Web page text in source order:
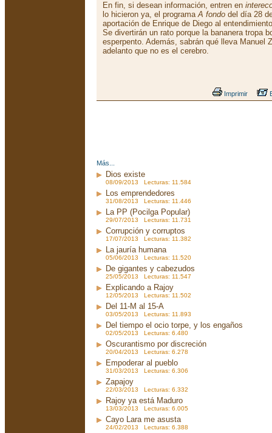
En fin, si desean información, entren en
lo hicieron ya, el programaA fondo del día 28
aportación de Enrique de Diego al
Se divertirán un rato porque la bananera tropa
esperpento. Además, sabrán qué lleva Manuel
adelanto que no es el cerebro.
Imprimir
Más...
Dios existe
08/09/2013 Lecturas: 11.584
Los emprendedores
31/08/2013 Lecturas: 11.446
La PP (Pocilga Popular)
29/07/2013 Lecturas: 11.731
Corrupción y corruptos
17/07/2013 Lecturas: 11.382
La jauría humana
05/06/2013 Lecturas: 11.520
De gigantes y cabezudos
25/05/2013 Lecturas: 11.547
Explicando a Rajoy
12/05/2013 Lecturas: 11.502
Del 11-M al 15-A
03/05/2013 Lecturas: 11.893
Del tiempo el ocio torpe, y los engaños
02/05/2013 Lecturas: 6.480
Oscurantismo por discreción
20/04/2013 Lecturas: 6.278
Empoderar al pueblo
31/03/2013 Lecturas: 6.306
Zapajoy
22/03/2013 Lecturas: 6.332
Rajoy ya está Maduro
13/03/2013 Lecturas: 6.005
Cayo Lara me asusta
24/02/2013 Lecturas: 6.388